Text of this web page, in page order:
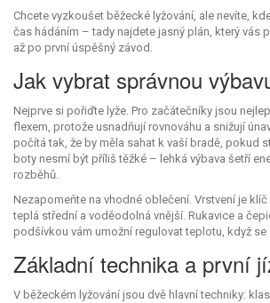
Chcete vyzkoušet běžecké lyžování, ale nevíte,
čas hádáním – tady najdete jasný plán, který vás
až po první úspěšný závod.
Jak vybrat správnou
Nejprve si pořiďte lyže. Pro začátečníky jsou
flexem, protože usnadňují rovnováhu a snižují
počítá tak, že by měla sahat k vaší bradě, pokud
boty nesmí být příliš těžké – lehká výbava šetří
rozběhů.
Nezapomeňte na vhodné oblečení. Vrstvení je
teplá střední a voděodolná vnější. Rukavice a
podšívkou vám umožní regulovat teplotu, když se
Základní technika a první
V běžeckém lyžování jsou dvě hlavní techniky: